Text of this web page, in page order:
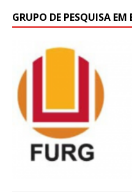
GRUPO DE PESQUISA